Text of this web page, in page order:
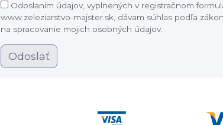
Odoslaním údajov, vyplnených v registračnom
www.zeleziarstvo-majster.sk, dávam súhlas podľa
na spracovanie mojich osobných údajov.
Odoslať